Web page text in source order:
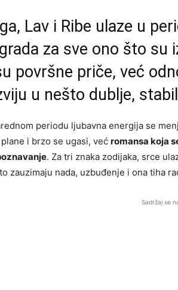
Lav i Ribe ulaze u
za sve ono što su
površne priče, već
u nešto dublje,
periodu ljubavna energija se
i brzo se ugasi, već romansa koja
. Za tri znaka zodijaka, srce
zauzimaju nada, uzbuđenje i ona tiha
Sadržaj se